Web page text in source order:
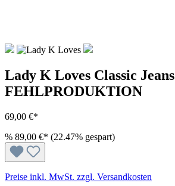
Lady K Loves Classic Jeans
FEHLPRODUKTION
69,00 €*
% 89,00 €* (22.47% gespart)
Preise inkl. MwSt. zzgl. Versandkosten